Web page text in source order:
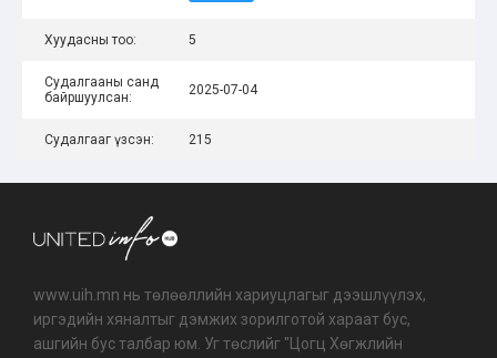
Хуудасны тоо: 5
Судалгааны санд
байршуулсан:
2025-07-04
Судалгааг үзсэн: 215
www.uih.mn нь төлөөллийн хариуцлагыг дээшлүүлэх,
иргэдийн хяналтыг дэмжих зорилготой хараат бус,
ашгийн бус талбар юм. Уг төслийг "Цогц Хөгжлийн